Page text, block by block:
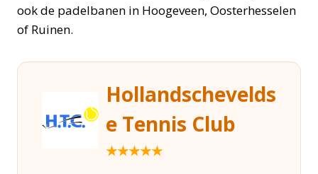
ook de padelbanen in Hoogeveen, Oosterhesselen
of Ruinen.
Hollandschevelds
e Tennis Club
★★★★★